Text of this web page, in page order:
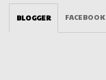
BLOGGER FACEBOOK